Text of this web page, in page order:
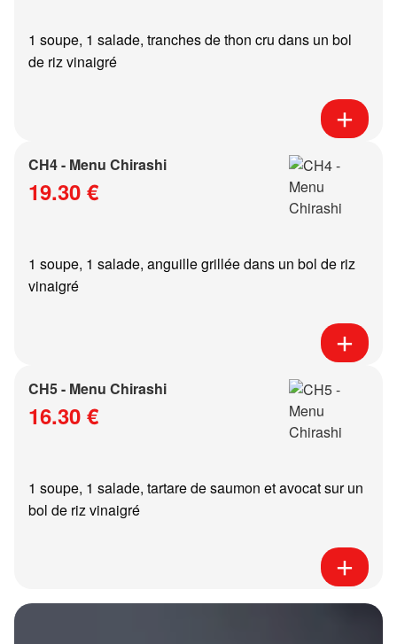
1 soupe, 1 salade, tranches de thon cru dans un bol
de riz vinaigré
CH4 - Menu Chirashi
19.30 €
1 soupe, 1 salade, anguille grillée dans un bol de riz
vinaigré
CH5 - Menu Chirashi
16.30 €
1 soupe, 1 salade, tartare de saumon et avocat sur un
bol de riz vinaigré